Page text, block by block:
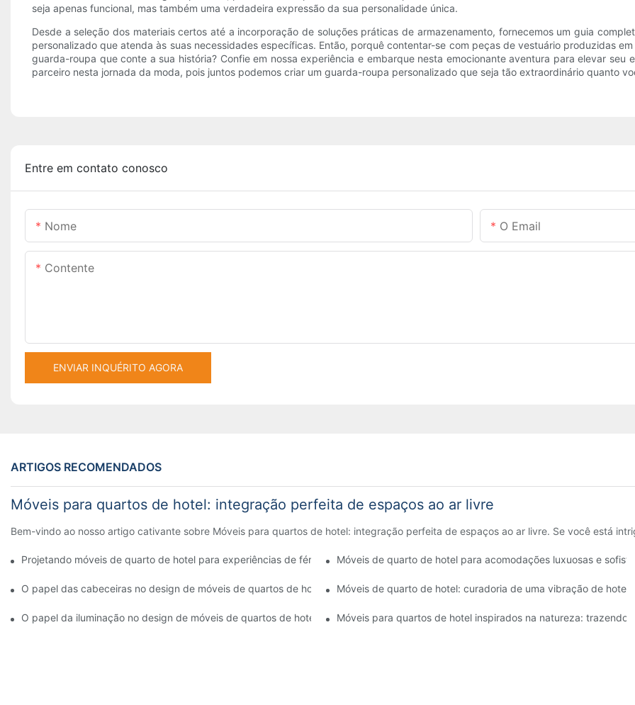
seja apenas funcional, mas também uma verdadeira expressão da sua personalidade única.
Desde a seleção dos materiais certos até a incorporação de soluções práticas de armazenamento, fornecemos um guia
personalizado que atenda às suas necessidades específicas. Então, porquê contentar-se com peças de vestuário produzidas
guarda-roupa que conte a sua história? Confie em nossa experiência e embarque nesta emocionante aventura para elevar seu
parceiro nesta jornada da moda, pois juntos podemos criar um guarda-roupa personalizado que seja tão extraordinário quanto
Entre em contato conosco
Nome O Email
Contente
ENVIAR INQUÉRITO AGORA
ARTIGOS RECOMENDADOS
Móveis para quartos de hotel: integração perfeita de espaços ao ar livre
Bem-vindo ao nosso artigo cativante sobre Móveis para quartos de hotel: integração perfeita de espaços ao ar livre. Se você está
Projetando móveis de quarto de hotel para experiências de férias Móveis de quarto de hotel para acomodações luxuosas e
O papel das cabeceiras no design de móveis de quartos de hotéis Móveis de quarto de hotel: curadoria de uma vibração de hotel
O papel da iluminação no design de móveis de quartos de hotéis Móveis para quartos de hotel inspirados na natureza: trazendo